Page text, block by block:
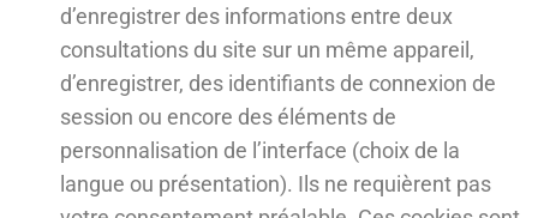
d’enregistrer des informations entre deux
consultations du site sur un même appareil,
d’enregistrer, des identifiants de connexion de
session ou encore des éléments de
personnalisation de l’interface (choix de la
langue ou présentation). Ils ne requièrent pas